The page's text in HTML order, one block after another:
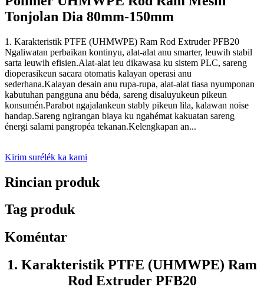
Tonjolan Dia 80mm-150mm
1. Karakteristik PTFE (UHMWPE) Ram Rod Extruder PFB20
Ngaliwatan perbaikan kontinyu, alat-alat anu smarter, leuwih stabil
sarta leuwih efisien.Alat-alat ieu dikawasa ku sistem PLC, sareng
dioperasikeun sacara otomatis kalayan operasi anu
sederhana.Kalayan desain anu rupa-rupa, alat-alat tiasa nyumponan
kabutuhan pangguna anu béda, sareng disaluyukeun pikeun
konsumén.Parabot ngajalankeun stably pikeun lila, kalawan noise
handap.Sareng ngirangan biaya ku ngahémat kakuatan sareng
énergi salami pangropéa tekanan.Kelengkapan an...
Kirim surélék ka kami
Rincian produk
Tag produk
Koméntar
1. Karakteristik PTFE (UHMWPE) Ram
Rod Extruder PFB20